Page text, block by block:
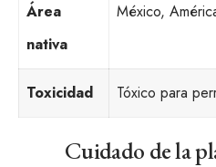
Área
nativa
México,
Toxicidad Tóxico para
Cuidado de la